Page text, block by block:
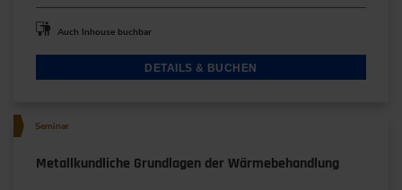
Auch Inhouse buchbar
DETAILS & BUCHEN
Seminar
Metallkundliche Grundlagen der Wärmebehandlung